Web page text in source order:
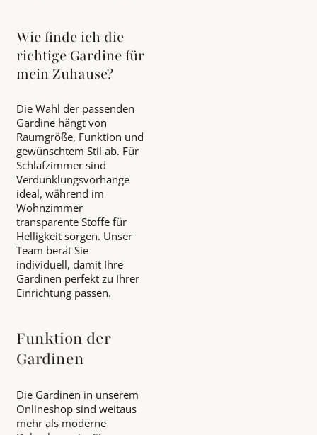
Wie finde ich die
richtige Gardine für
mein Zuhause?
Die Wahl der passenden
Gardine hängt von
Raumgröße, Funktion und
gewünschtem Stil ab. Für
Schlafzimmer sind
Verdunklungsvorhänge
ideal, während im
Wohnzimmer
transparente Stoffe für
Helligkeit sorgen. Unser
Team berät Sie
individuell, damit Ihre
Gardinen perfekt zu Ihrer
Einrichtung passen.
Funktion der
Gardinen
Die Gardinen in unserem
Onlineshop sind weitaus
mehr als moderne